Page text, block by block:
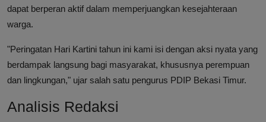
dapat berperan aktif dalam memperjuangkan kesejahteraan
warga.
"Peringatan Hari Kartini tahun ini kami isi dengan aksi nyata yang
berdampak langsung bagi masyarakat, khususnya perempuan
dan lingkungan," ujar salah satu pengurus PDIP Bekasi Timur.
Analisis Redaksi